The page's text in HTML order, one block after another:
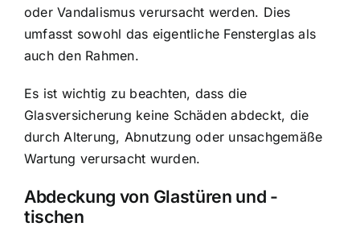
oder Vandalismus verursacht werden. Dies
umfasst sowohl das eigentliche Fensterglas als
auch den Rahmen.
Es ist wichtig zu beachten, dass die
Glasversicherung keine Schäden abdeckt, die
durch Alterung, Abnutzung oder unsachgemäße
Wartung verursacht wurden.
Abdeckung von Glastüren und -
tischen